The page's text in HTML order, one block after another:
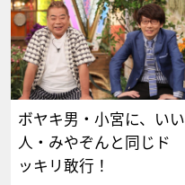
ボヤキ男・小宮に、いい
人・みやぞんと同じド
ッキリ敢行！